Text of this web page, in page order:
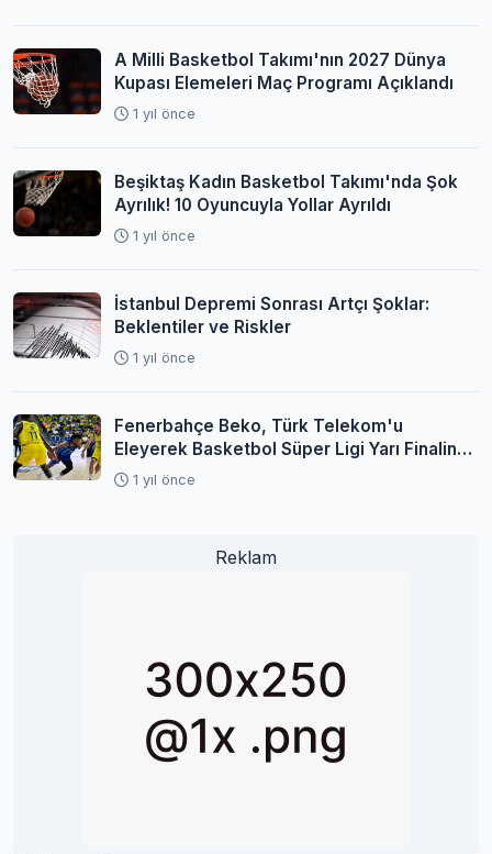
A Milli Basketbol Takımı'nın 2027 Dünya
Kupası Elemeleri Maç Programı Açıklandı
1 yıl önce
Beşiktaş Kadın Basketbol Takımı'nda Şok
Ayrılık! 10 Oyuncuyla Yollar Ayrıldı
1 yıl önce
İstanbul Depremi Sonrası Artçı Şoklar:
Beklentiler ve Riskler
1 yıl önce
Fenerbahçe Beko, Türk Telekom'u
Eleyerek Basketbol Süper Ligi Yarı Finaline
Yükseldi
1 yıl önce
Reklam